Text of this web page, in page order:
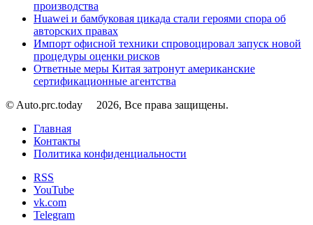
производства
Huawei и бамбуковая цикада стали героями спора об
авторских правах
Импорт офисной техники спровоцировал запуск новой
процедуры оценки рисков
Ответные меры Китая затронут американские
сертификационные агентства
© Auto.prc.today
2026, Все права защищены.
Главная
Контакты
Политика конфиденциальности
RSS
YouTube
vk.com
Telegram